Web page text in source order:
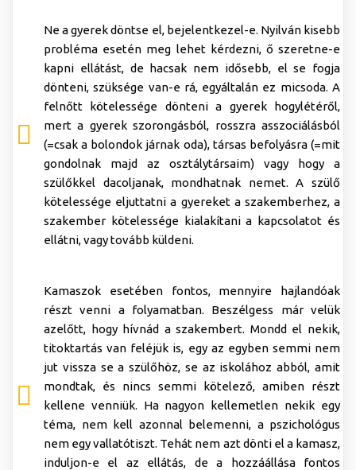
Ne a gyerek döntse el, bejelentkezel-e. Nyilván kisebb
probléma esetén meg lehet kérdezni, ő szeretne-e
kapni ellátást, de hacsak nem idősebb, el se fogja
dönteni, szüksége van-e rá, egyáltalán ez micsoda. A
felnőtt kötelessége dönteni a gyerek hogylétéről,
mert a gyerek szorongásból, rosszra asszociálásból
(=csak a bolondok járnak oda), társas befolyásra (=mit
gondolnak majd az osztálytársaim) vagy hogy a
szülőkkel dacoljanak, mondhatnak nemet. A szülő
kötelessége eljuttatni a gyereket a szakemberhez, a
szakember kötelessége kialakítani a kapcsolatot és
ellátni, vagy tovább küldeni.
Kamaszok esetében fontos, mennyire hajlandóak
részt venni a folyamatban. Beszélgess már velük
azelőtt, hogy hívnád a szakembert. Mondd el nekik,
titoktartás van feléjük is, egy az egyben semmi nem
jut vissza se a szülőhöz, se az iskolához abból, amit
mondtak, és nincs semmi kötelező, amiben részt
kellene venniük. Ha nagyon kellemetlen nekik egy
téma, nem kell azonnal belemenni, a pszichológus
nem egy vallatótiszt. Tehát nem azt dönti el a kamasz,
induljon-e el az ellátás, de a hozzáállása fontos